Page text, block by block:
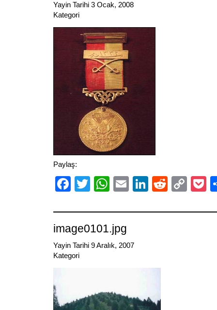
Yayin Tarihi 3 Ocak, 2008
Kategori
Paylaş:
Facebook
TwitterWhatsApp
EmailLinkedIn
Reddit
image0101.jpg
Yayin Tarihi 9 Aralık, 2007
Kategori